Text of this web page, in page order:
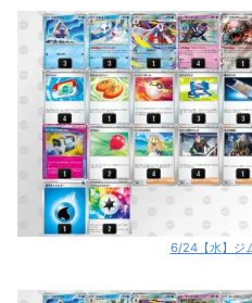
6/24【水】ジ